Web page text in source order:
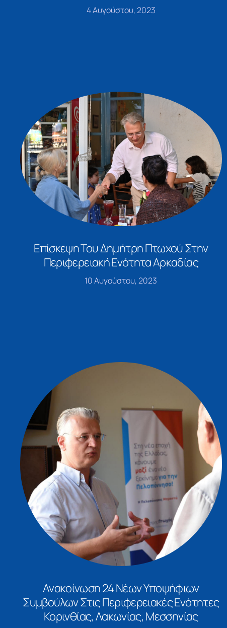
4 Αυγούστου, 2023
Επίσκεψη Του Δημήτρη Πτωχού Στην
Περιφερειακή Ενότητα Αρκαδίας
10 Αυγούστου, 2023
Ανακοίνωση 24 Νέων Υποψήφιων
Συμβούλων Στις Περιφερειακές Ενότητες
Κορινθίας, Λακωνίας, Μεσσηνίας